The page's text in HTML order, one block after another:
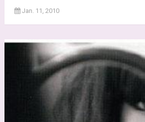
Jan. 11, 2010